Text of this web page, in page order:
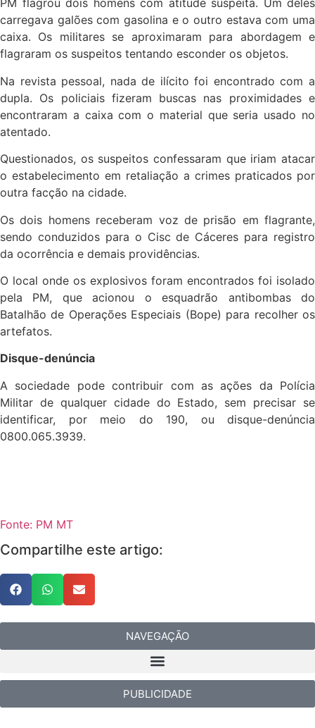
PM flagrou dois homens com atitude suspeita. Um deles
carregava galões com gasolina e o outro estava com uma
caixa. Os militares se aproximaram para abordagem e
flagraram os suspeitos tentando esconder os objetos.
Na revista pessoal, nada de ilícito foi encontrado com a
dupla. Os policiais fizeram buscas nas proximidades e
encontraram a caixa com o material que seria usado no
atentado.
Questionados, os suspeitos confessaram que iriam atacar
o estabelecimento em retaliação a crimes praticados por
outra facção na cidade.
Os dois homens receberam voz de prisão em flagrante,
sendo conduzidos para o Cisc de Cáceres para registro
da ocorrência e demais providências.
O local onde os explosivos foram encontrados foi isolado
pela PM, que acionou o esquadrão antibombas do
Batalhão de Operações Especiais (Bope) para recolher os
artefatos.
Disque-denúncia
A sociedade pode contribuir com as ações da Polícia
Militar de qualquer cidade do Estado, sem precisar se
identificar, por meio do 190, ou disque-denúncia
0800.065.3939.
Fonte: PM MT
Compartilhe este artigo:
NAVEGAÇÃO
PUBLICIDADE